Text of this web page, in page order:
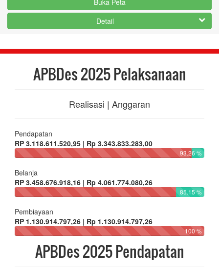
Buka Peta
Detail
APBDes 2025 Pelaksanaan
Realisasi | Anggaran
Pendapatan
RP 3.118.611.520,95 | Rp 3.343.833.283,00
93.26 %
Belanja
RP 3.458.676.918,16 | Rp 4.061.774.080,26
85.15 %
Pembiayaan
RP 1.130.914.797,26 | Rp 1.130.914.797,26
100 %
APBDes 2025 Pendapatan